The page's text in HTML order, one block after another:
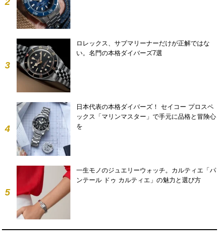
3
ロレックス、サブマリーナーだけが正解ではな
い。名門の本格ダイバーズ7選
4
日本代表の本格ダイバーズ！ セイコー プロスペ
ックス「マリンマスター」で手元に品格と冒険心
を
5
一生モノのジュエリーウォッチ。カルティエ「パ
ンテール ドゥ カルティエ」の魅力と選び方